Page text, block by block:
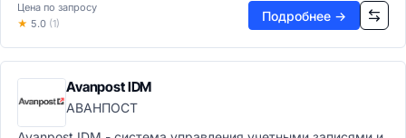
Каталоги данных
Озёра данных (Data Lake)
Аналитические СУБД
Цена по запросу
★ 5.0 (1)
Подробнее →
Avanpost IDM
АВАНПОСТ